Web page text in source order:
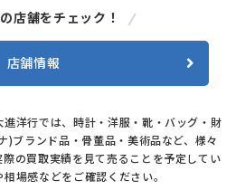
店舗をチェック！
店舗情報
洋行では、時計・洋服・靴・バッグ・財
)ブランド品・骨董品・美術品など、様々
の買取実績を見て売ることを予定してい
場感などをご確認ください。